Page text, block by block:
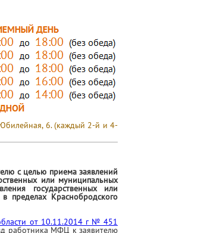
6. (каждый 2-й и 4-
с целью приема заявлений
или муниципальных
государственных или
пределах Краснобродского
от 10.11.2014 г № 451
работника МФЦ к заявителю